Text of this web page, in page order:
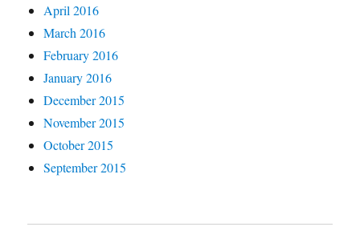
April 2016
March 2016
February 2016
January 2016
December 2015
November 2015
October 2015
September 2015